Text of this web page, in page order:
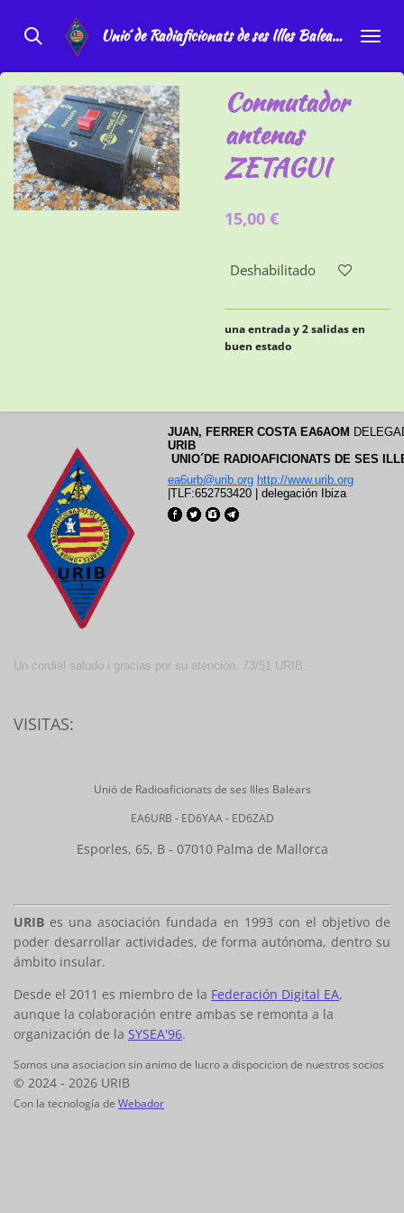
Unio´de Radiaficionats de ses Illes Balears
Conmutador
antenas
ZETAGUI
15,00 €
Deshabilitado
una entrada y 2 salidas en
buen estado
JUAN, FERRER COSTA EA6AOM
URIB
UNIO´DE RADIOAFICIONATS DE SES
ea6urb@urib.org http://www.urib.org
|TLF:652753420 | delegación Ibiza
Un cordial saludo i gracias por su atención. 73/51 URIB.
VISITAS:
Unió de Radioaficionats de ses Illes Balears
EA6URB - ED6YAA - ED6ZAD
Esporles, 65, B - 07010 Palma de Mallorca
URIB es una asociación fundada en 1993 con el objetivo de
poder desarrollar actividades, de forma autónoma, dentro su
ámbito insular.
Desde el 2011 es miembro de la Federación Digital EA,
aunque la colaboración entre ambas se remonta a la
organización de la SYSEA'96.
Somos una asociacion sin animo de lucro a dispocicion de nuestros socios
© 2024 - 2026 URIB
Con la tecnología de Webador